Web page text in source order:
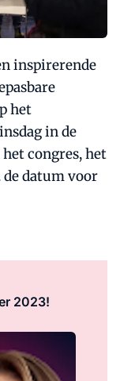
inspirerende
het
in de
congres, het
datum voor
2023!